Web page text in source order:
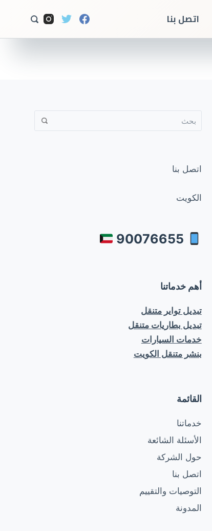
ت
اتصل بنا
اتصل بنا
الكويت
أهم خدماتنا
تبديل تواير متنقل
تبديل بطاريات متنقل
خدمات السيارات
بنشر متنقل الكويت
القائمة
خدماتنا
الأسئلة الشائعة
حول الشركة
اتصل بنا
التوصيات والتقييم
المدونة